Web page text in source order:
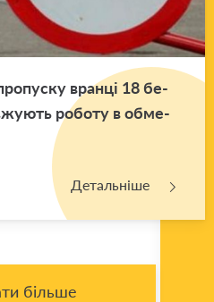
вран­ці 18 бе­
ро­бо­ту в обме­
Детальніше
більше